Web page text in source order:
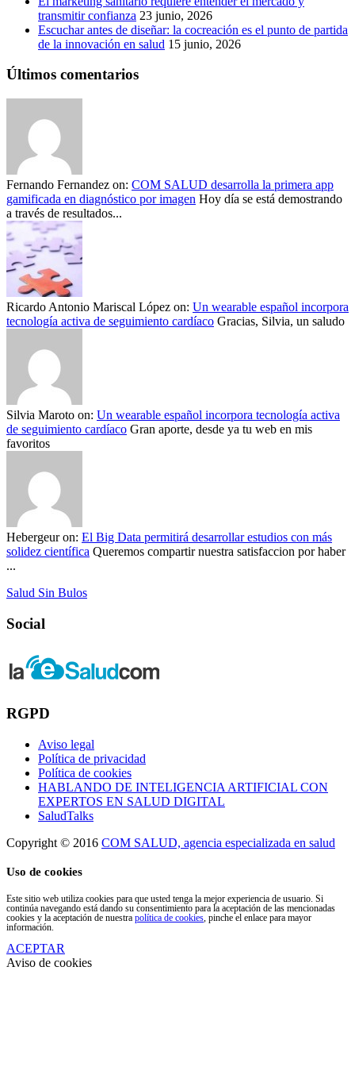
transmitir confianza 23 junio, 2026
Escuchar antes de diseñar: la cocreación es el punto de partida
de la innovación en salud 15 junio, 2026
Últimos comentarios
Fernando Fernandez on: COM SALUD desarrolla la primera app
gamificada en diagnóstico por imagen Hoy día se está demostrando
a través de resultados...
Ricardo Antonio Mariscal López on: Un wearable español incorpora
tecnología activa de seguimiento cardíaco Gracias, Silvia, un saludo
Silvia Maroto on: Un wearable español incorpora tecnología activa
de seguimiento cardíaco Gran aporte, desde ya tu web en mis
favoritos
Hebergeuron: El Big Data permitirá desarrollar estudios con más
solidez científica Queremos compartir nuestra satisfaccion por haber
...
Salud Sin Bulos
Social
RGPD
Aviso legal
Política de privacidad
Política de cookies
HABLANDO DE INTELIGENCIA ARTIFICIAL CON
EXPERTOS EN SALUD DIGITAL
SaludTalks
Copyright © 2016 COM SALUD, agencia especializada en salud
Uso de cookies
Este sitio web utiliza cookies para que usted tenga la mejor experiencia de usuario. Si
continúa navegando está dando su consentimiento para la aceptación de las mencionadas
cookies y la aceptación de nuestra política de cookies , pinche el enlace para mayor
información.
ACEPTAR
Aviso de cookies